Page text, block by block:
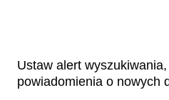
Ustaw alert
powiadomienia o nowych